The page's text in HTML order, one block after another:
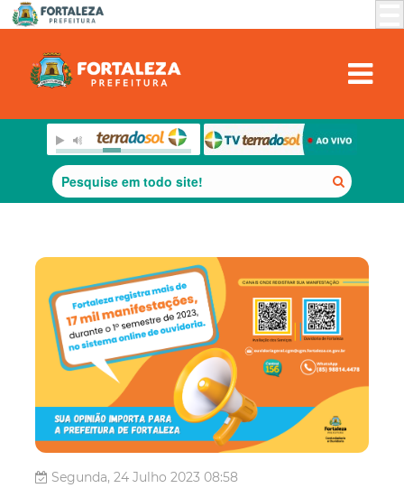
Segunda, 24 Julho 2023 08:58